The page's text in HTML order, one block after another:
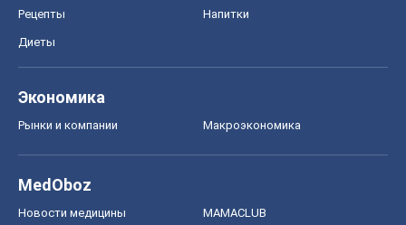
Рецепты Напитки
Диеты
Экономика
Рынки и компании Mакроэкономика
MedOboz
Новости медицины MAMACLUB